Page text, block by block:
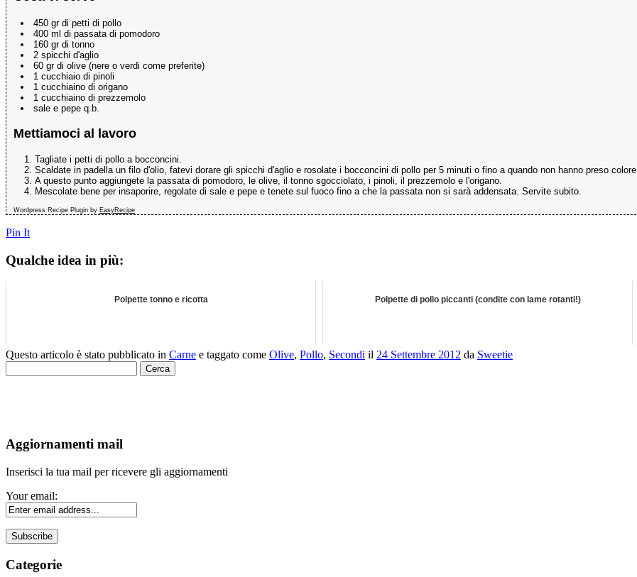
450 gr di petti di pollo
400 ml di passata di pomodoro
160 gr di tonno
2 spicchi d'aglio
60 gr di olive (nere o verdi come preferite)
1 cucchiaio di pinoli
1 cucchiaino di origano
1 cucchiaino di prezzemolo
sale e pepe q.b.
Mettiamoci al lavoro
Tagliate i petti di pollo a bocconcini.
Scaldate in padella un filo d'olio, fatevi dorare gli spicchi d'aglio e rosolate i bocconcini di pollo per 5 minuti o fino a quando non hanno preso colore.
A questo punto aggiungete la passata di pomodoro, le olive, il tonno sgocciolato, i pinoli, il prezzemolo e l'origano.
Mescolate bene per insaporire, regolate di sale e pepe e tenete sul fuoco fino a che la passata non si sarà addensata. Servite subito.
Wordpress Recipe Plugin by EasyRecipe
Pin It
Qualche idea in più:
Polpette tonno e ricotta Polpette di pollo piccanti (condite con lame rotanti!)
Questo articolo è stato pubblicato in Carne e taggato come Olive, Pollo, Secondi il 24 Settembre 2012 da Sweetie
per:
Aggiornamenti mail
Inserisci la tua mail per ricevere gli aggiornamenti
Your email:
Categorie